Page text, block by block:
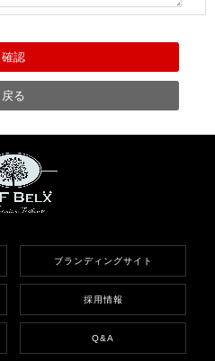
ブランディングサイト
採用情報
Q&A